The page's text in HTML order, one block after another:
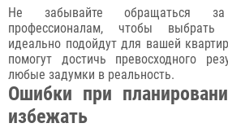
Не забывайте обращаться
профессионалам, чтобы выбрать
идеально подойдут для вашей
помогут достичь превосходного
любые задумки в реальность.
Ошибки при
избежать